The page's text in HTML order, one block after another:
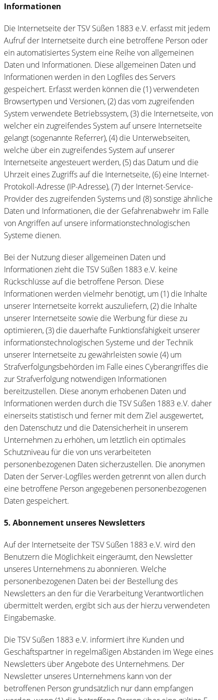
Informationen
Die Internetseite der TSV Süßen 1883 e.V. erfasst mit jedem
Aufruf der Internetseite durch eine betroffene Person oder
ein automatisiertes System eine Reihe von allgemeinen
Daten und Informationen. Diese allgemeinen Daten und
Informationen werden in den Logfiles des Servers
gespeichert. Erfasst werden können die (1) verwendeten
Browsertypen und Versionen, (2) das vom zugreifenden
System verwendete Betriebssystem, (3) die Internetseite, von
welcher ein zugreifendes System auf unsere Internetseite
gelangt (sogenannte Referrer), (4) die Unterwebseiten,
welche über ein zugreifendes System auf unserer
Internetseite angesteuert werden, (5) das Datum und die
Uhrzeit eines Zugriffs auf die Internetseite, (6) eine Internet-
Protokoll-Adresse (IP-Adresse), (7) der Internet-Service-
Provider des zugreifenden Systems und (8) sonstige ähnliche
Daten und Informationen, die der Gefahrenabwehr im Falle
von Angriffen auf unsere informationstechnologischen
Systeme dienen.
Bei der Nutzung dieser allgemeinen Daten und
Informationen zieht die TSV Süßen 1883 e.V. keine
Rückschlüsse auf die betroffene Person. Diese
Informationen werden vielmehr benötigt, um (1) die Inhalte
unserer Internetseite korrekt auszuliefern, (2) die Inhalte
unserer Internetseite sowie die Werbung für diese zu
optimieren, (3) die dauerhafte Funktionsfähigkeit unserer
informationstechnologischen Systeme und der Technik
unserer Internetseite zu gewährleisten sowie (4) um
Strafverfolgungsbehörden im Falle eines Cyberangriffes die
zur Strafverfolgung notwendigen Informationen
bereitzustellen. Diese anonym erhobenen Daten und
Informationen werden durch die TSV Süßen 1883 e.V. daher
einerseits statistisch und ferner mit dem Ziel ausgewertet,
den Datenschutz und die Datensicherheit in unserem
Unternehmen zu erhöhen, um letztlich ein optimales
Schutzniveau für die von uns verarbeiteten
personenbezogenen Daten sicherzustellen. Die anonymen
Daten der Server-Logfiles werden getrennt von allen durch
eine betroffene Person angegebenen personenbezogenen
Daten gespeichert.
5. Abonnement unseres Newsletters
Auf der Internetseite der TSV Süßen 1883 e.V. wird den
Benutzern die Möglichkeit eingeräumt, den Newsletter
unseres Unternehmens zu abonnieren. Welche
personenbezogenen Daten bei der Bestellung des
Newsletters an den für die Verarbeitung Verantwortlichen
übermittelt werden, ergibt sich aus der hierzu verwendeten
Eingabemaske.
Die TSV Süßen 1883 e.V. informiert ihre Kunden und
Geschäftspartner in regelmäßigen Abständen im Wege eines
Newsletters über Angebote des Unternehmens. Der
Newsletter unseres Unternehmens kann von der
betroffenen Person grundsätzlich nur dann empfangen